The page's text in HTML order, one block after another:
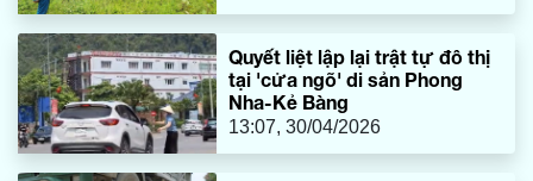
Quyết liệt lập lại trật tự đô thị
tại 'cửa ngõ' di sản Phong
Nha-Kẻ Bàng
13:07, 30/04/2026